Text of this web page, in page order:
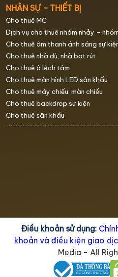
NHÂN SỰ – THIẾT BỊ
Cho thuê MC
Dịch vụ cho thuê nhóm nhảy –
Cho thuê âm thanh ánh sáng sự
Cho thuê nhà dù, nhà bạt rút
Cho thuê ô lệch tâm
Cho thuê màn hình LED sân khấu
Cho thuê máy chiếu, màn chiếu
Cho thuê backdrop sự kiện
Cho thuê sân khấu
Điều khoản sử dụng:
khoản và điều kiện giao
Media - All
ĐÃ THÔNG BÁO
BỘ CÔNG THƯƠNG